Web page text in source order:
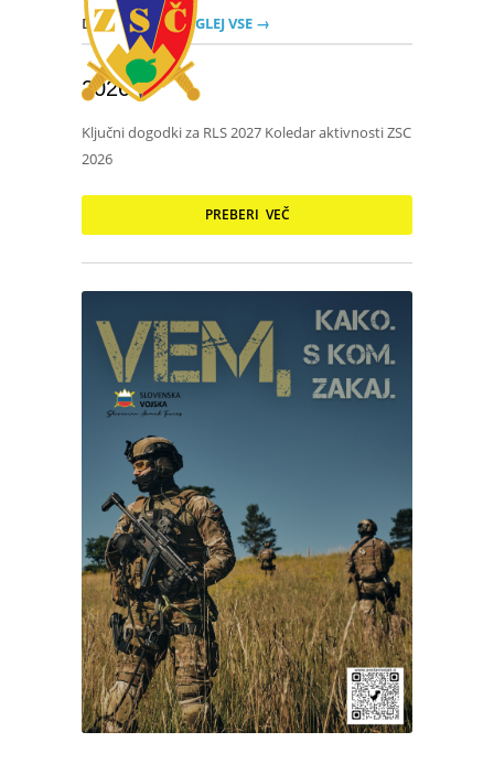
DOGODKI POGLEJ VSE →
2026
Ključni dogodki za RLS 2027 Koledar aktivnosti ZSC
2026
PREBERI VEČ